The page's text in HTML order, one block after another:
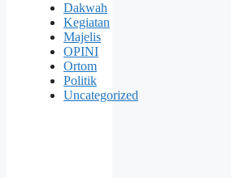
Dakwah
Kegiatan
Majelis
OPINI
Ortom
Politik
Uncategorized